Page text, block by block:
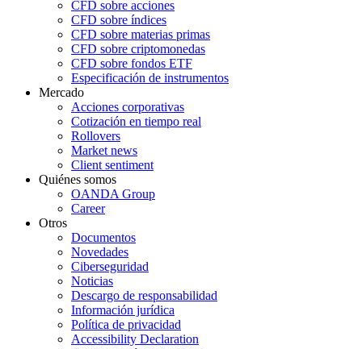
CFD sobre acciones
CFD sobre índices
CFD sobre materias primas
CFD sobre criptomonedas
CFD sobre fondos ETF
Especificación de instrumentos
Mercado
Acciones corporativas
Cotización en tiempo real
Rollovers
Market news
Client sentiment
Quiénes somos
OANDA Group
Career
Otros
Documentos
Novedades
Ciberseguridad
Noticias
Descargo de responsabilidad
Información jurídica
Política de privacidad
Accessibility Declaration